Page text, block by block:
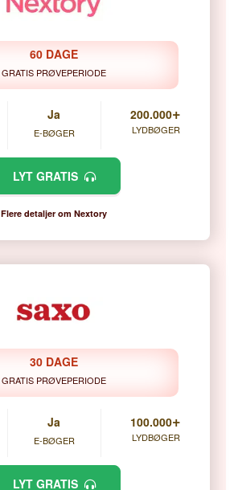
60 DAGE
GRATIS PRØVEPERIODE
Ja
E-BØGER
200.000+
LYDBØGER
Flere detaljer om Nextory
30 DAGE
GRATIS PRØVEPERIODE
Ja
E-BØGER
100.000+
LYDBØGER